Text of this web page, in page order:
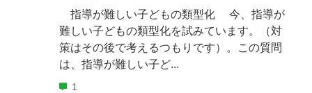
指導が難しい子どもの類型化 今、指導が
難しい子どもの類型化を試みています。（対
策はその後で考えるつもりです）。この質問
は、指導が難しい子ど...
1